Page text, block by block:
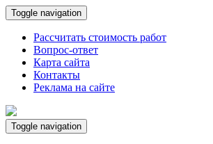
Toggle navigation
Рассчитать стоимость работ
Вопрос-ответ
Карта сайта
Контакты
Реклама на сайте
Toggle navigation